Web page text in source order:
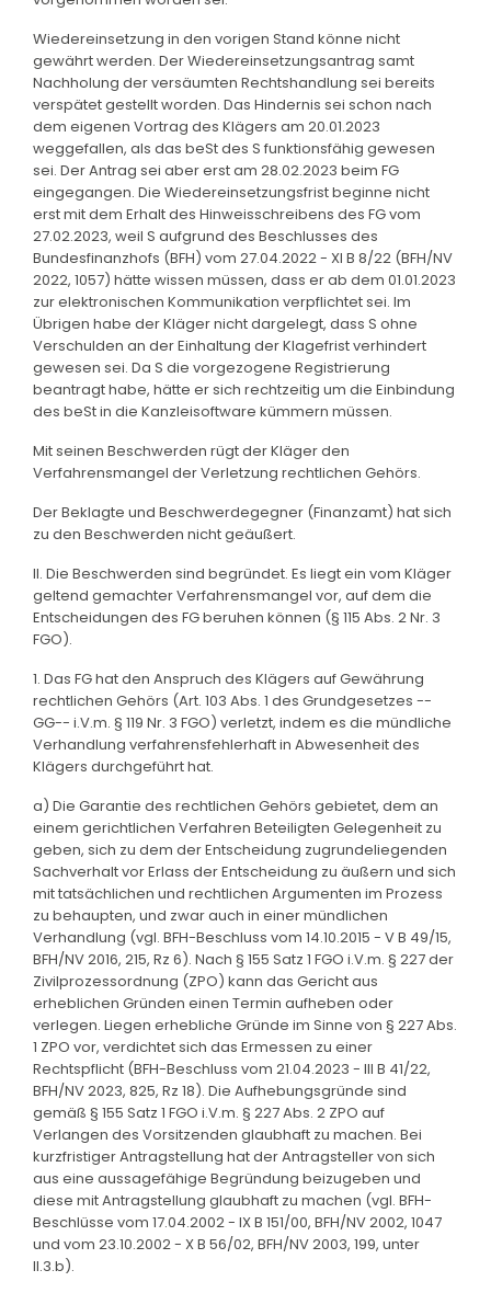
Wiedereinsetzung in den vorigen Stand könne nicht
gewährt werden. Der Wiedereinsetzungsantrag samt
Nachholung der versäumten Rechtshandlung sei bereits
verspätet gestellt worden. Das Hindernis sei schon nach
dem eigenen Vortrag des Klägers am 20.01.2023
weggefallen, als das beSt des S funktionsfähig gewesen
sei. Der Antrag sei aber erst am 28.02.2023 beim FG
eingegangen. Die Wiedereinsetzungsfrist beginne nicht
erst mit dem Erhalt des Hinweisschreibens des FG vom
27.02.2023, weil S aufgrund des Beschlusses des
Bundesfinanzhofs (BFH) vom 27.04.2022 - XI B 8/22 (BFH/NV
2022, 1057) hätte wissen müssen, dass er ab dem 01.01.2023
zur elektronischen Kommunikation verpflichtet sei. Im
Übrigen habe der Kläger nicht dargelegt, dass S ohne
Verschulden an der Einhaltung der Klagefrist verhindert
gewesen sei. Da S die vorgezogene Registrierung
beantragt habe, hätte er sich rechtzeitig um die Einbindung
des beSt in die Kanzleisoftware kümmern müssen.
Mit seinen Beschwerden rügt der Kläger den
Verfahrensmangel der Verletzung rechtlichen Gehörs.
Der Beklagte und Beschwerdegegner (Finanzamt) hat sich
zu den Beschwerden nicht geäußert.
II. Die Beschwerden sind begründet. Es liegt ein vom Kläger
geltend gemachter Verfahrensmangel vor, auf dem die
Entscheidungen des FG beruhen können (§ 115 Abs. 2 Nr. 3
FGO).
1. Das FG hat den Anspruch des Klägers auf Gewährung
rechtlichen Gehörs (Art. 103 Abs. 1 des Grundgesetzes --
GG-- i.V.m. § 119 Nr. 3 FGO) verletzt, indem es die mündliche
Verhandlung verfahrensfehlerhaft in Abwesenheit des
Klägers durchgeführt hat.
a) Die Garantie des rechtlichen Gehörs gebietet, dem an
einem gerichtlichen Verfahren Beteiligten Gelegenheit zu
geben, sich zu dem der Entscheidung zugrundeliegenden
Sachverhalt vor Erlass der Entscheidung zu äußern und sich
mit tatsächlichen und rechtlichen Argumenten im Prozess
zu behaupten, und zwar auch in einer mündlichen
Verhandlung (vgl. BFH-Beschluss vom 14.10.2015 - V B 49/15,
BFH/NV 2016, 215, Rz 6). Nach § 155 Satz 1 FGO i.V.m. § 227 der
Zivilprozessordnung (ZPO) kann das Gericht aus
erheblichen Gründen einen Termin aufheben oder
verlegen. Liegen erhebliche Gründe im Sinne von § 227 Abs.
1 ZPO vor, verdichtet sich das Ermessen zu einer
Rechtspflicht (BFH-Beschluss vom 21.04.2023 - III B 41/22,
BFH/NV 2023, 825, Rz 18). Die Aufhebungsgründe sind
gemäß § 155 Satz 1 FGO i.V.m. § 227 Abs. 2 ZPO auf
Verlangen des Vorsitzenden glaubhaft zu machen. Bei
kurzfristiger Antragstellung hat der Antragsteller von sich
aus eine aussagefähige Begründung beizugeben und
diese mit Antragstellung glaubhaft zu machen (vgl. BFH-
Beschlüsse vom 17.04.2002 - IX B 151/00, BFH/NV 2002, 1047
und vom 23.10.2002 - X B 56/02, BFH/NV 2003, 199, unter
II.3.b).